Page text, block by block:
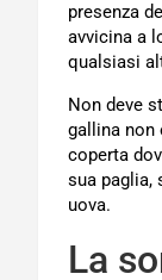
presenza
avvicina a
qualsiasi
Non deve
gallina non
coperta
sua paglia,
uova.
La